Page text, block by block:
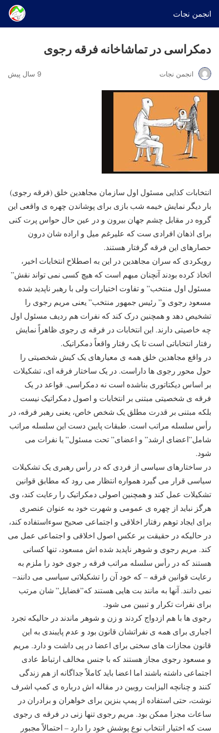
انجمن نجات
دمکراسی در تماشاخانه فرقه رجوی
انجمن نجات 9 سال پیش
انتخابات کذایی مسئول اول سازمان مجاهدین خلق (فرقه رجوی)
بار دیگر نمایش خیمه شب بازی برای پوشاندن چهره ی واقعی این
گروه در مقابل چشم جهان بیرون و در عین حال حواس پرت کنی
برای اذهان افرادی ست که علیرغم میل و اراده شان درون
حصارهای این فرقه گرفتار هستند.
رویکردی که سران مجاهدین در این به اصطلاح انتخابات اخیر،
اتخاذ کرده بودند آنچنان مبهم است که هیچ کسی نمی تواند نقش”
مسئول اول منتخب” و تفاوت اختیارات ولی با رهبر ناپدید شده
مسعود رجوی و” رئیس جمهور منتخب” یعنی مریم رجوی را
تشخیص دهد و همچنین درک کند که نفرات هم ردیف مسئول اول
چه خاصیتی دارند. این انتخابات در فرقه ی رجوی ظاهراً نمایش
رفتار انتخاباتی است تا یک رفتار واقعاً دمکراتیک.
در واقع مجاهدین خلق همه ی معیارهای یک کیش شخصیتی را
حول محور رجوی ها داراست. در یک ساختار فرقه ای، تشکیلات
بر اساس دیکتاتوری بناشده است نه دمکراسی. قواعد در یک
فرقه ی شخصیتی مبتنی بر انتخابات و اصول دمکراتیک نیست
بلکه مبتنی بر قدرت مطلق یک شخص خاص، یعنی رهبر فرقه، در
رأس سلسله مراتب است. طبقات پایین دست این سلسله مراتب
شامل”اعضای ارشد” و اعضای” تحت مسئول” یا نفرات می
شود.
در ساختارهای سیاسی از فردی که در رأس رهبری یک تشکیلات
سیاسی قرار می گیرد همواره انتظار می رود که مطابق قوانین
تشکیلات عمل کند و همچنین اصولی دمکراتیک را رعایت کند، وی
هرگز نباید از چهره ی عمومی و شهرت خود به عنوان عنصری
برای ایجاد توهم رفتار اخلاقی و اجتماعی صحیح سوءاستفاده کند،
در حالیکه در حقیقت بر عکس اصول اخلاقی و اجتماعی عمل می
کند. مریم رجوی و شوهر ناپدید شده اش مسعود، تنها کسانی
هستند که در رأس سلسله مراتب فرقه ر جوی خود را ملزم به
رعایت قوانین فرقه – که خود آن را تشکیلاتی سیاسی می دانند–
نمی دانند. آنها به مانند بت هایی هستند که”فضایل” شان مرتب
برای نفرات تکرار و تبیین می شود.
رجوی ها با هم ازدواج کردند و زن و شوهر ماندند در حالیکه تجرد
اجباری برای همه ی نفراتشان قانون بود و عدم پایبندی به این
قانون مجازات های سختی برای اعضا در پی داشت و دارد. مریم
و مسعود رجوی مجاز هستند که با جنس مخالف ارتباط عادی
اجتماعی داشته باشند اما اعضا باید کاملاً جداگانه از هم زندگی
کنند و چنانچه الیزابت روبین در مقاله اش درباره ی کمپ اشرف
نوشت، حتی استفاده از پمپ بنزین برای خواهران و برادران در
ساعات مجزا ممکن بود. مریم رجوی تنها زنی در فرقه ی رجوی
ست که اختیار انتخاب نوع پوشش خود را دارد – احتمالاً مجبور